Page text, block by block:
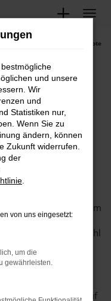
Pforzheim, Škoda Fabia Angebote
– das
um fortan in Pforzheim
kommen. Wir
Fahrzeug sowohl
Wer
einsteigt, kommt
Sortiment an
auf seine
purzeln und sind auf
und unsere
Wir
und
Statistiken nur,
Wenn Sie zu
ändern, können
Zukunft widerrufen.
der
von uns eingesetzt:
um die
gewährleisten.